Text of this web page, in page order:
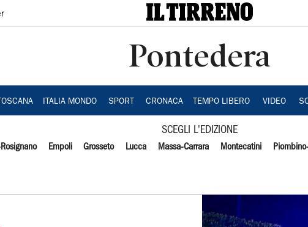
Pontedera
ITALIA MONDO SPORT CRONACA TEMPO LIBERO VIDEO
SCEGLI L'EDIZIONE
Empoli Grosseto Lucca Massa-Carrara Montecatini